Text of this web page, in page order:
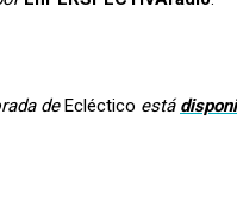
deEcléctico está